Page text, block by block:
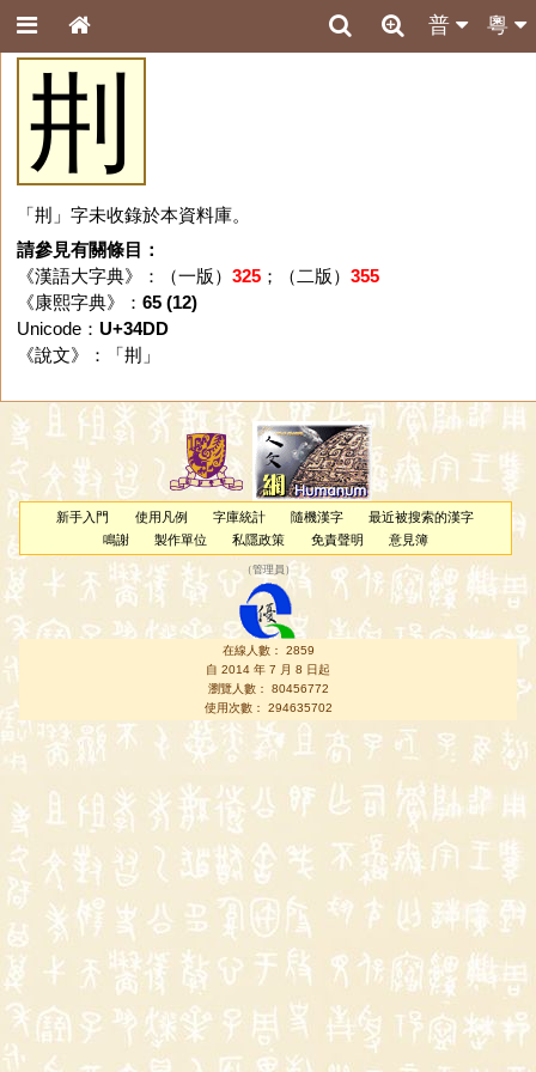
粵
普
㓝
「㓝」字未收錄於本資料庫。
請參見有關條目：
《漢語大字典》：（一版） 325；（二版） 355
《康熙字典》： 65 (12)
Unicode： U+34DD
《說文》：「 㓝 」
新手入門 使用凡例 字庫統計 隨機漢字
最近被搜索的漢字
鳴謝
製作單位 私隱政策 免責聲明 意見簿
（管理員 ）
在線人數： 2859
自 2014 年 7 月 8 日起
瀏覽人數： 80456772
使用次數： 294635702